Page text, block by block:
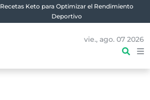
Recetas Keto para Optimizar el Rendimiento
Deportivo
vie., ago. 07 2026